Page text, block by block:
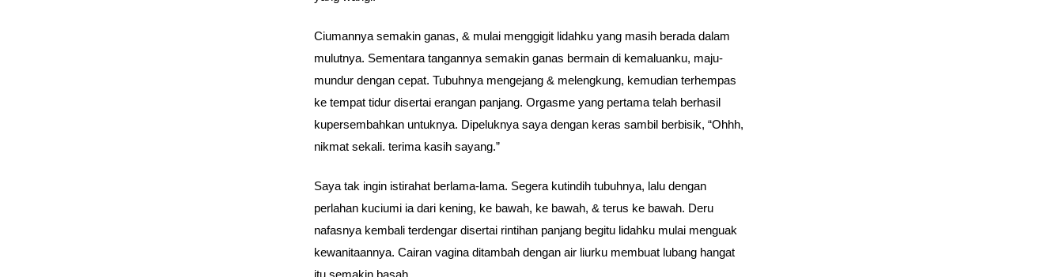
Ciumannya semakin ganas, & mulai menggigit lidahku yang masih berada dalam
mulutnya. Sementara tangannya semakin ganas bermain di kemaluanku, maju-
mundur dengan cepat. Tubuhnya mengejang & melengkung, kemudian terhempas
ke tempat tidur disertai erangan panjang. Orgasme yang pertama telah berhasil
kupersembahkan untuknya. Dipeluknya saya dengan keras sambil berbisik, “Ohhh,
nikmat sekali. terima kasih sayang.”
Saya tak ingin istirahat berlama-lama. Segera kutindih tubuhnya, lalu dengan
perlahan kuciumi ia dari kening, ke bawah, ke bawah, & terus ke bawah. Deru
nafasnya kembali terdengar disertai rintihan panjang begitu lidahku mulai menguak
kewanitaannya. Cairan vagina ditambah dengan air liurku membuat lubang hangat
itu semakin basah.